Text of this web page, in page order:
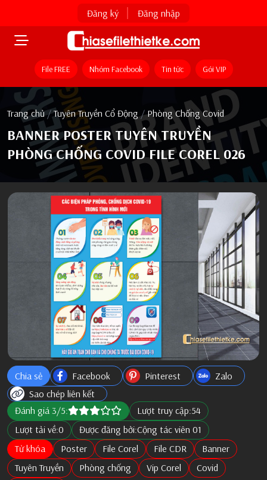
Đăng ký Đăng nhập
File FREE Nhóm Facebook Tin tức Gói VIP
Trang chủ / Tuyên Truyền Cổ Động / Phòng Chống Covid
BANNER POSTER TUYÊN TRUYỀN
PHÒNG CHỐNG COVID FILE COREL 026
Chia sẻ Facebook Pinterest
Zalo
Sao chép liên kết
Đánh giá 3/5:
Lượt truy cập:54
Lượt tải về:0 Được đăng bởi:Cộng tác viên 01
Từ khóa
Poster File Corel File CDR
Banner
Tuyên Truyền
Phòng chống Vip Corel
Covid